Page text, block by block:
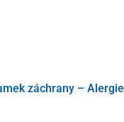
záchrany – Alergie